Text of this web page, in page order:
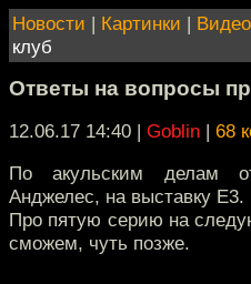
Новости | Картинки | Видео
клуб
Ответы на вопросы
12.06.17 14:40 | Goblin | 68
По акульским делам
Анджелес, на выставку Е3.
Про пятую серию на
сможем, чуть позже.